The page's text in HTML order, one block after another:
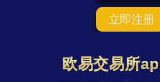
立即注册
欧易交易所